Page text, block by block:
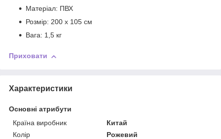
Матеріал: ПВХ
Розмір: 200 х 105 см
Вага: 1,5 кг
Приховати
Характеристики
Основні атрибути
Країна виробник
Китай
Колір
Рожевий